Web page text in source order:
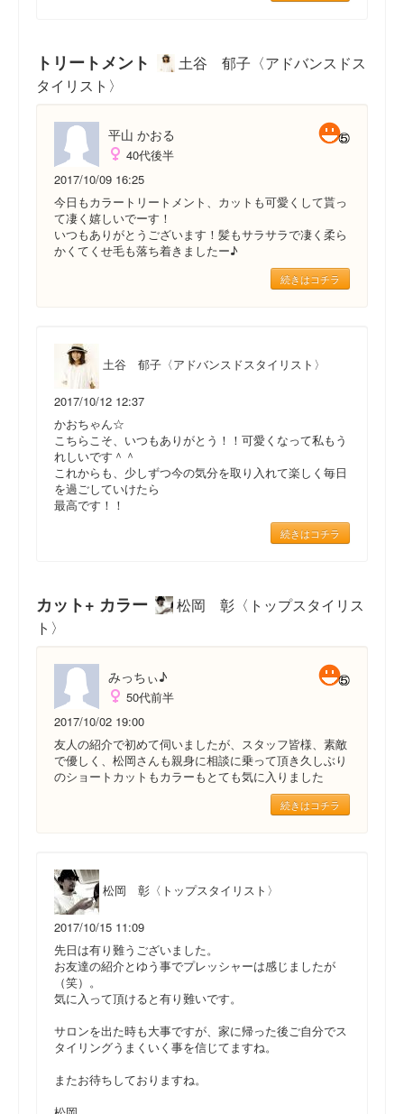
トリートメント
土谷 郁子〈アドバンスドス
タイリスト〉
平山 かおる
40代後半
2017/10/09 16:25
今日もカラートリートメント、カットも可愛くして貰っ
て凄く嬉しいでーす！
いつもありがとうございます！髪もサラサラで凄く柔ら
かくてくせ毛も落ち着きましたー♪
続きはコチラ
土谷 郁子〈アドバンスドスタイリスト〉
2017/10/12 12:37
かおちゃん☆
こちらこそ、いつもありがとう！！可愛くなって私もう
れしいです＾＾
これからも、少しずつ今の気分を取り入れて楽しく毎日
を過ごしていけたら
最高です！！
続きはコチラ
カット+ カラー
松岡 彰〈トップスタイリス
ト〉
みっちぃ♪
50代前半
2017/10/02 19:00
友人の紹介で初めて伺いましたが、スタッフ皆様、素敵
で優しく、松岡さんも親身に相談に乗って頂き久しぶり
のショートカットもカラーもとても気に入りました
続きはコチラ
松岡 彰〈トップスタイリスト〉
2017/10/15 11:09
先日は有り難うございました。
お友達の紹介とゆう事でプレッシャーは感じましたが
（笑）。
気に入って頂けると有り難いです。
サロンを出た時も大事ですが、家に帰った後ご自分でス
タイリングうまくいく事を信じてますね。
またお待ちしておりますね。